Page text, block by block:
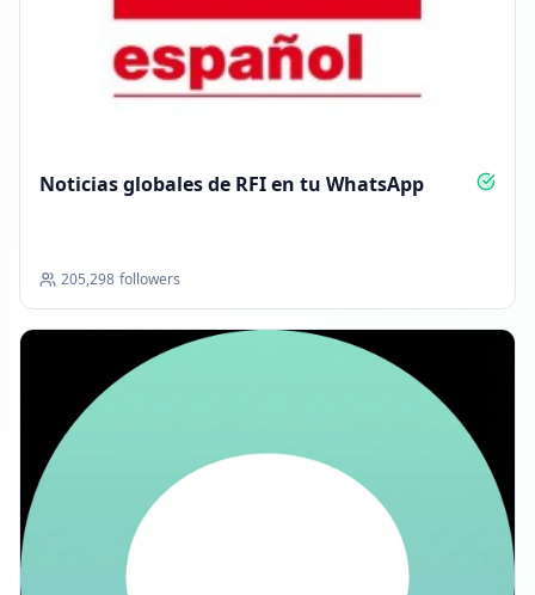
Noticias globales de RFI en tu WhatsApp
205,298 followers